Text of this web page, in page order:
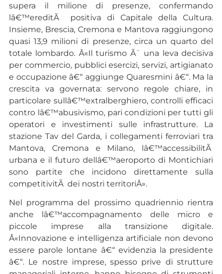
supera il milione di presenze, confermando
lâ€™ereditÃ positiva di Capitale della Cultura.
Insieme, Brescia, Cremona e Mantova raggiungono
quasi 13,9 milioni di presenze, circa un quarto del
totale lombardo. Â«Il turismo Ã¨ una leva decisiva
per commercio, pubblici esercizi, servizi, artigianato
e occupazione â€“ aggiunge Quaresmini â€“. Ma la
crescita va governata: servono regole chiare, in
particolare sullâ€™extralberghiero, controlli efficaci
contro lâ€™abusivismo, pari condizioni per tutti gli
operatori e investimenti sulle infrastrutture. La
stazione Tav del Garda, i collegamenti ferroviari tra
Mantova, Cremona e Milano, lâ€™accessibilitÃ
urbana e il futuro dellâ€™aeroporto di Montichiari
sono partite che incidono direttamente sulla
competitivitÃ dei nostri territoriÂ».
Nel programma del prossimo quadriennio rientra
anche lâ€™accompagnamento delle micro e
piccole imprese alla transizione digitale.
Â«Innovazione e intelligenza artificiale non devono
essere parole lontane â€“ evidenzia la presidente
â€“. Le nostre imprese, spesso prive di strutture